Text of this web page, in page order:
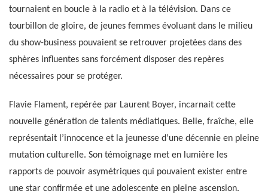
tournaient en boucle à la radio et à la télévision. Dans ce
tourbillon de gloire, de jeunes femmes évoluant dans le milieu
du show-business pouvaient se retrouver projetées dans des
sphères influentes sans forcément disposer des repères
nécessaires pour se protéger.
Flavie Flament, repérée par Laurent Boyer, incarnait cette
nouvelle génération de talents médiatiques. Belle, fraîche, elle
représentait l’innocence et la jeunesse d’une décennie en pleine
mutation culturelle. Son témoignage met en lumière les
rapports de pouvoir asymétriques qui pouvaient exister entre
une star confirmée et une adolescente en pleine ascension.